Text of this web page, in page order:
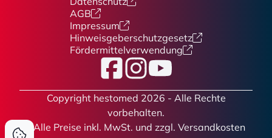
AGB
Impressum
Hinweisgeberschutzgesetz
Fördermittelverwendung
FacebookInstagram
YouTube
Copyright hestomed 2026 - Alle Rechte
vorbehalten.
* Alle Preise inkl. MwSt. und zzgl. Versandkosten